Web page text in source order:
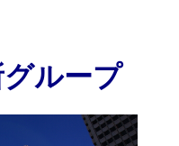
グループ